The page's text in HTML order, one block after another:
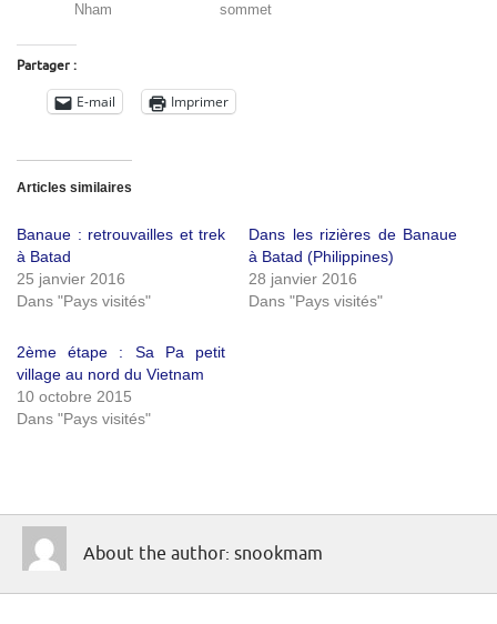
Nham
sommet
Partager :
E-mail Imprimer
Articles similaires
Banaue : retrouvailles et trek
à Batad
25 janvier 2016
Dans "Pays visités"
Dans les rizières de Banaue
à Batad (Philippines)
28 janvier 2016
Dans "Pays visités"
2ème étape : Sa Pa petit
village au nord du Vietnam
10 octobre 2015
Dans "Pays visités"
About the author: snookmam